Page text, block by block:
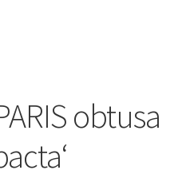
obtusa